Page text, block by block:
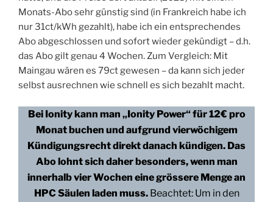
Monats-Abo sehr günstig sind (in Frankreich habe ich
nur 31ct/kWh gezahlt), habe ich ein entsprechendes
Abo abgeschlossen und sofort wieder gekündigt – d.h.
das Abo gilt genau 4 Wochen. Zum Vergleich: Mit
Maingau wären es 79ct gewesen – da kann sich jeder
selbst ausrechnen wie schnell es sich bezahlt macht.
Bei Ionity kann man „Ionity Power“ für 12€ pro
Monat buchen und aufgrund vierwöchigem
Kündigungsrecht direkt danach kündigen. Das
Abo lohnt sich daher besonders, wenn man
innerhalb vier Wochen eine grössere Menge an
HPC Säulen laden muss. Beachtet: Um in den